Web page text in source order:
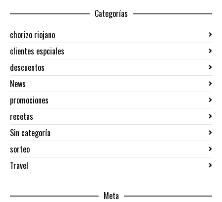
Categorías
chorizo riojano
clientes espciales
descuentos
News
promociones
recetas
Sin categoría
sorteo
Travel
Meta